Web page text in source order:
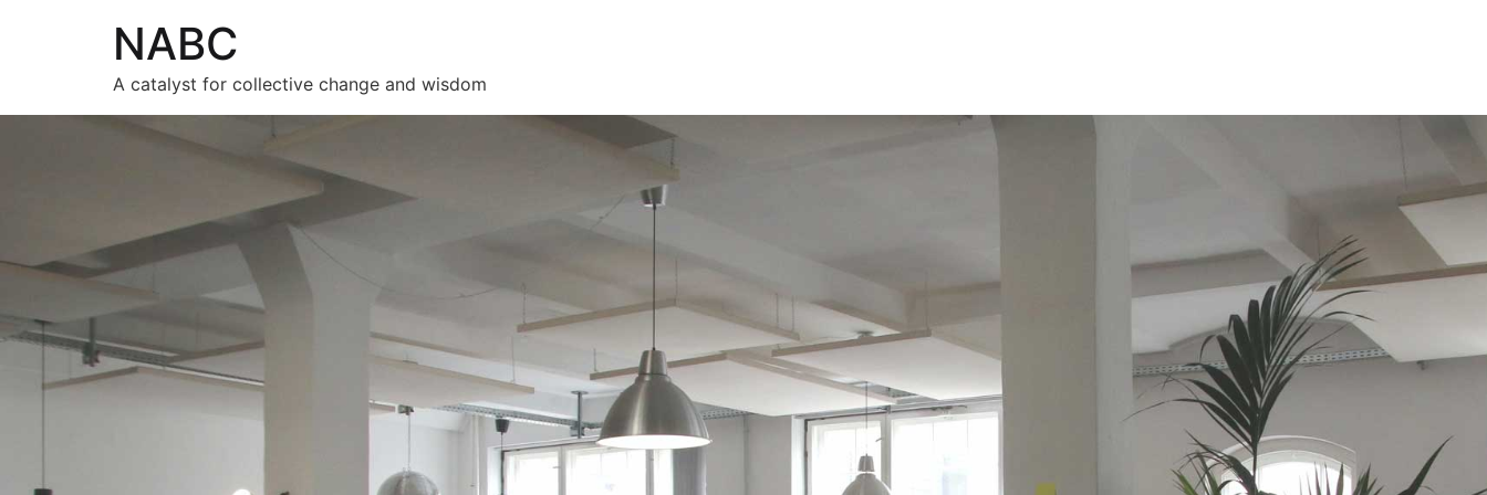
NABC
A catalyst for collective change and wisdom